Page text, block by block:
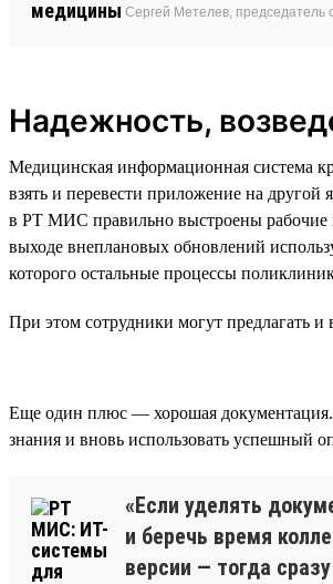
Сергей Метелев, председатель
Надежность,
Медицинская информационная система
взять и перевести приложение на
в РТ МИС правильно выстроены рабочие
выходе внеплановых обновлений
которого остальные процессы
При этом сотрудники могут предлагать
Еще один плюс — хорошая документация.
знания и вновь использовать успешный
«Если уделять
и беречь время
версии — тогда